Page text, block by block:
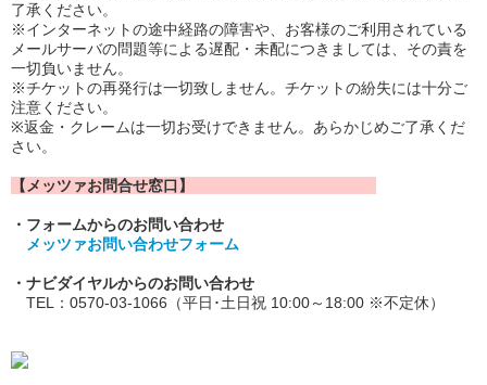
了承ください。
※インターネットの途中経路の障害や、お客様のご利用されている
メールサーバの問題等による遅配・未配につきましては、その責を
一切負いません。
※チケットの再発行は一切致しません。チケットの紛失には十分ご
注意ください。
※返金・クレームは一切お受けできません。あらかじめご了承くだ
さい。
【メッツァお問合せ窓口】
・フォームからのお問い合わせ
メッツァお問い合わせフォーム
・ナビダイヤルからのお問い合わせ
TEL：0570-03-1066 （平日･土日祝 10:00～18:00 ※不定休）